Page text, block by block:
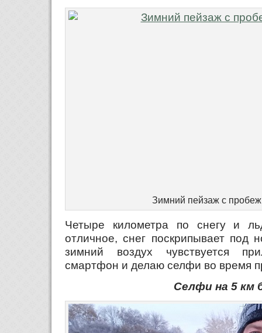
Зимний пейзаж с
Четыре километра по снегу и
отличное, снег поскрипывает под
зимний воздух чувствуется
смартфон и делаю селфи во время
Селфи на 5 км